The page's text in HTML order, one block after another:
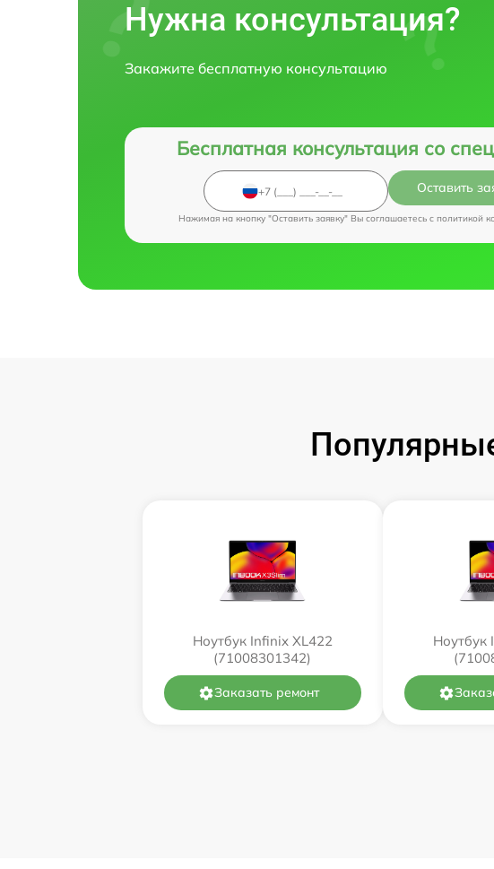
Нужна консультация?
Закажите бесплатную консультацию
Бесплатная консультация со
Оставить
Нажимая на кнопку "Оставить заявку" Вы соглашаетесь c политикой
Ноутбук Infinix XL422
(71008301342)
Заказать ремонт
Ноутбук